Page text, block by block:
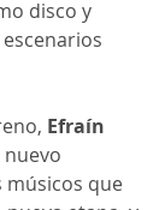
disco y
Efraín
que